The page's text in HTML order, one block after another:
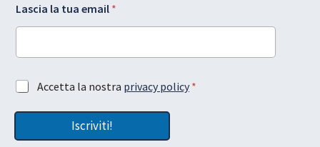
c
c
a
z
D
P
a
L
Lascia la tua email *
A
c
t
Accetta la nostra privacy policy *
Iscriviti!